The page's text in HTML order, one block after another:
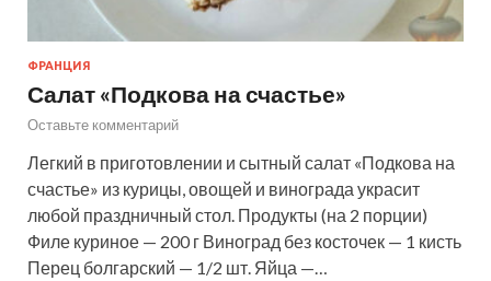
ФРАНЦИЯ
Салат «Подкова на счастье»
Оставьте комментарий
Легкий в приготовлении и сытный салат «Подкова на
счастье» из курицы, овощей и винограда украсит
любой праздничный стол. Продукты (на 2 порции)
Филе куриное — 200 г Виноград без косточек — 1 кисть
Перец болгарский — 1/2 шт. Яйца —…